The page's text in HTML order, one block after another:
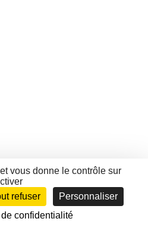
vous donne le contrôle sur
refuser
Personnaliser
confidentialité